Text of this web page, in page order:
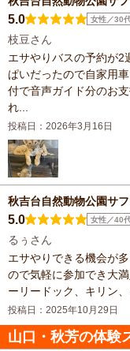
5.0 女性／30
枝豆さん
エサやりバスの予約が2
ぱいだったので自家用
付で音声ガイド分のお
れ...
投稿日：2026年3月16日
秋吉台自然動物公園サ
5.0 女性／40
るぅさん
エサやりできる機会が
ので気軽に参加でき大
ーリードック、キリン
投稿日：2025年10月29日
山口・秋芳の体験